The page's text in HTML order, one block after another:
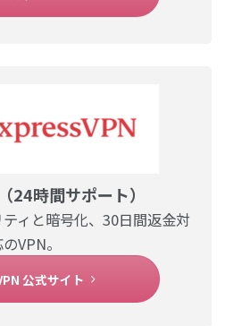
24時間サポート）
ィと暗号化、30日間返金対
VPN。
公式サイト